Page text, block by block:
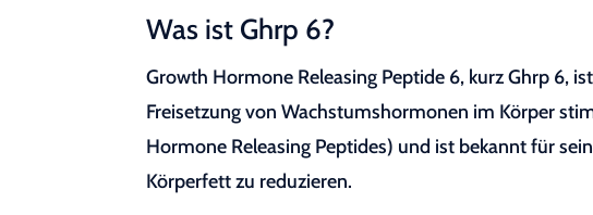
Was ist Ghrp 6?
Growth Hormone Releasing Peptide 6, kurz Ghrp 6,
Freisetzung von Wachstumshormonen im Körper
Hormone Releasing Peptides) und ist bekannt für
Körperfett zu reduzieren.